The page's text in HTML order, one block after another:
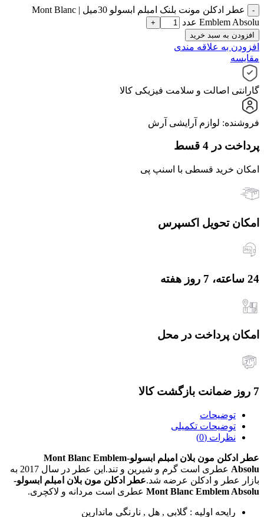
عطر ادکلن مونت بلنک امبلم ابسولو 30میل | Mont Blanc
Emblem Absolu عدد
افزودن به سبد خرید
افزودن به علاقه مندی
مقایسه
گارانتی اصالت و سلامت فیزیکی کالا
فروشنده: لوازم آرایشی آرش
پرداخت در 4 قسط
امکان خرید قسطی با اسنپ پی
امکان تحویل اکسپرس
24 ساعته، 7 روز هفته
امکان پرداخت در محل
7 روز ضمانت بازگشت کالا
توضیحات
توضیحات تکمیلی
نظرات (0)
عطر ادکلن مون بلان امبلم ابسولو-Mont Blanc Emblem
Absolu
عطری است گرم و شیرین و تند.این عطر در سال 2017 به
بازار عطر و ادکلن عرضه شد.عطر ادکلن مون بلان امبلم ابسولو-
Mont Blanc Emblem Absolu عطری است مردانه و لاکچری.
رایحه اولیه : گلابی , هل , نارنگی ماندارین